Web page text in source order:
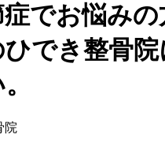
でお悩みの
でき整骨